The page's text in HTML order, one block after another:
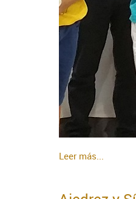
Leer más...